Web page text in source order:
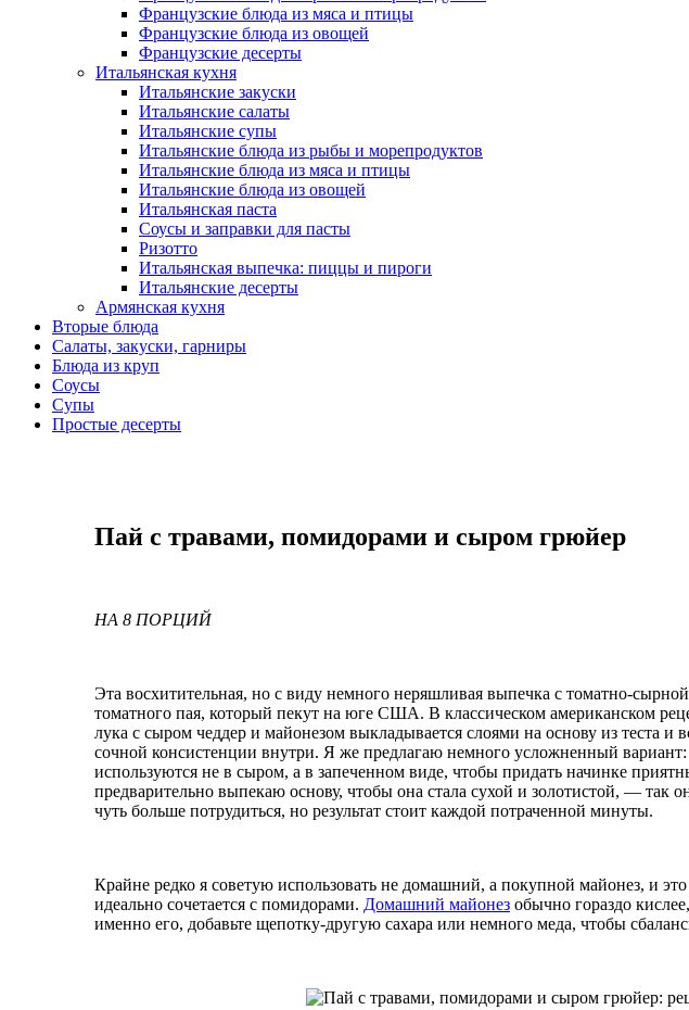
Французские блюда из мяса и птицы
Французские блюда из овощей
Французские десерты
Итальянская кухня
Итальянские закуски
Итальянские салаты
Итальянские супы
Итальянские блюда из рыбы и морепродуктов
Итальянские блюда из мяса и птицы
Итальянские блюда из овощей
Итальянская паста
Соусы и заправки для пасты
Ризотто
Итальянская выпечка: пиццы и пироги
Итальянские десерты
Армянская кухня
Вторые блюда
Салаты, закуски, гарниры
Блюда из круп
Соусы
Супы
Простые десерты
Пай с травами, помидорами и сыром грюйер
НА 8 ПОРЦИЙ
Эта восхитительная, но с виду немного неряшливая выпечка с томатно-
томатного пая, который пекут на юге США. В классическом американском
лука с сыром чеддер и майонезом выкладывается слоями на основу из теста и
сочной консистенции внутри. Я же предлагаю немного усложненный
используются не в сыром, а в запеченном виде, чтобы придать начинке
предварительно выпекаю основу, чтобы она стала сухой и золотистой, — так
чуть больше потрудиться, но результат стоит каждой потраченной минуты.
Крайне редко я советую использовать не домашний, а покупной майонез, и
идеально сочетается с помидорами. Домашний майонез обычно гораздо
именно его, добавьте щепотку-другую сахара или немного меда, чтобы